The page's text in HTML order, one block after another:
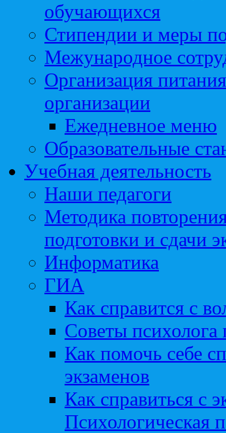
обучающихся
Стипендии и меры
Межународное
Организация
организации
Ежедневное меню
Образовательные
Учебная деятельность
Наши педагоги
Методика
подготовки и сдачи
Информатика
ГИА
Как справится с
Советы
Как помочь себе
экзаменов
Как справиться с
Психологическая